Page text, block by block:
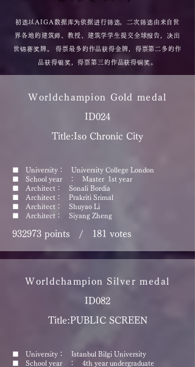
初选以AIGA数据库为依据进行筛选，二次筛选由来自世
界各地的建筑师、教授、建筑学学生提交全球报告，决出
世锦赛奖牌。 得票最多的作品获得金牌，得票第二多的作
品获得银奖，得票第三的作品获得铜奖。
Worldchampion Gold medal
ID024
Title:Iso Chronic City
■ University： University College London
■ School year ： Master 1st year
■ Architect： Sonali Bordia
■ Architect： Prakriti Srimal
■ Architect： Shuyao Li
■ Architect： Siyang Zheng
932973 points / 181 votes
Worldchampion Silver medal
ID082
Title:PUBLIC SCREEN
■ University： Istanbul Bilgi University
■ School year ： 4th year undergraduate